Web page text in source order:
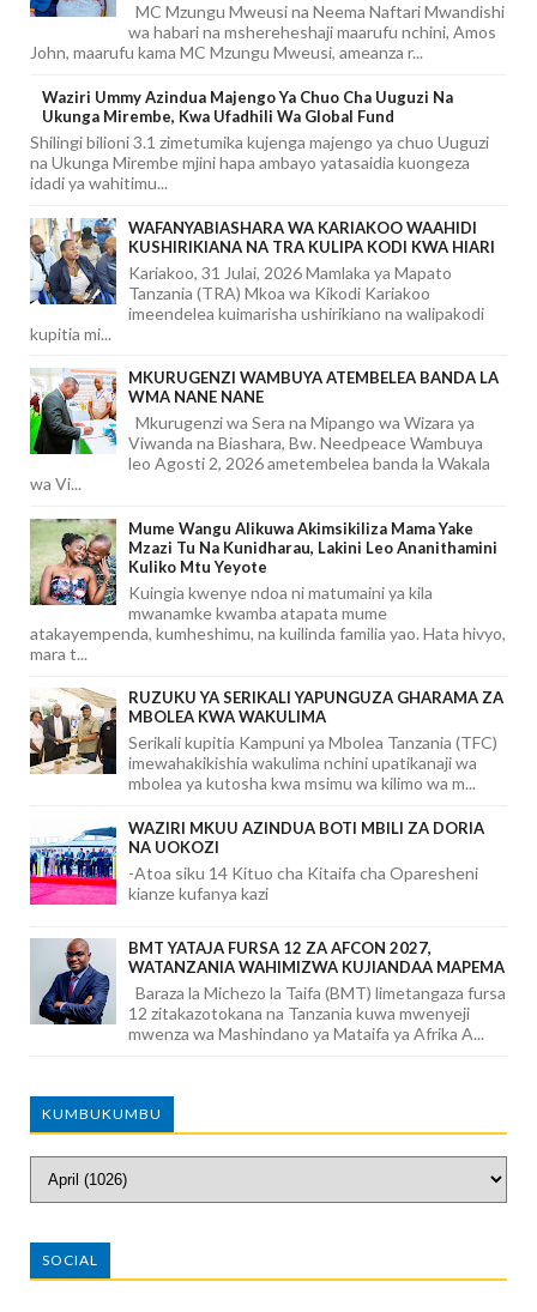
MC Mzungu Mweusi na Neema Naftari Mwandishi
wa habari na mshereheshaji maarufu nchini, Amos
John, maarufu kama MC Mzungu Mweusi, ameanza r...
Waziri Ummy Azindua Majengo Ya Chuo Cha Uuguzi Na
Ukunga Mirembe, Kwa Ufadhili Wa Global Fund
Shilingi bilioni 3.1 zimetumika kujenga majengo ya chuo Uuguzi
na Ukunga Mirembe mjini hapa ambayo yatasaidia kuongeza
idadi ya wahitimu...
WAFANYABIASHARA WA KARIAKOO WAAHIDI
KUSHIRIKIANA NA TRA KULIPA KODI KWA HIARI
Kariakoo, 31 Julai, 2026 Mamlaka ya Mapato
Tanzania (TRA) Mkoa wa Kikodi Kariakoo
imeendelea kuimarisha ushirikiano na walipakodi
kupitia mi...
MKURUGENZI WAMBUYA ATEMBELEA BANDA LA
WMA NANE NANE
Mkurugenzi wa Sera na Mipango wa Wizara ya
Viwanda na Biashara, Bw. Needpeace Wambuya
leo Agosti 2, 2026 ametembelea banda la Wakala
wa Vi...
Mume Wangu Alikuwa Akimsikiliza Mama Yake
Mzazi Tu Na Kunidharau, Lakini Leo Ananithamini
Kuliko Mtu Yeyote
Kuingia kwenye ndoa ni matumaini ya kila
mwanamke kwamba atapata mume
atakayempenda, kumheshimu, na kuilinda familia yao. Hata hivyo,
mara t...
RUZUKU YA SERIKALI YAPUNGUZA GHARAMA ZA
MBOLEA KWA WAKULIMA
Serikali kupitia Kampuni ya Mbolea Tanzania (TFC)
imewahakikishia wakulima nchini upatikanaji wa
mbolea ya kutosha kwa msimu wa kilimo wa m...
WAZIRI MKUU AZINDUA BOTI MBILI ZA DORIA
NA UOKOZI
-Atoa siku 14 Kituo cha Kitaifa cha Oparesheni
kianze kufanya kazi
BMT YATAJA FURSA 12 ZA AFCON 2027,
WATANZANIA WAHIMIZWA KUJIANDAA MAPEMA
Baraza la Michezo la Taifa (BMT) limetangaza fursa
12 zitakazotokana na Tanzania kuwa mwenyeji
mwenza wa Mashindano ya Mataifa ya Afrika A...
KUMBUKUMBU
SOCIAL